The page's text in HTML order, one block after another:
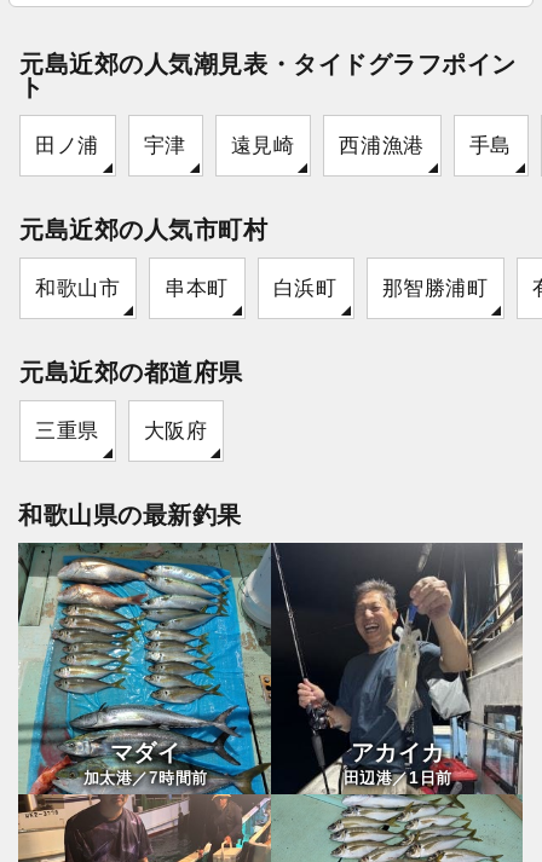
元島近郊の人気潮見表・タイドグラフポイン
ト
田ノ浦 宇津 遠見崎 西浦漁港 手島
元島近郊の人気市町村
和歌山市 串本町 白浜町 那智勝浦町
元島近郊の都道府県
三重県 大阪府
和歌山県の最新釣果
マダイ
加太港／7時間前
アカイカ
田辺港／1 日前